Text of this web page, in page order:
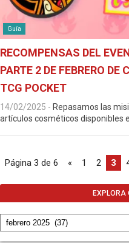
Guía
RECOMPENSAS DEL
PARTE 2 DE FEBRERO
TCG POCKET
14/02/2025 - Repasamos las
artículos cosméticos disponibles
Página 3 de 6 « 1 2 3
EXPLORA